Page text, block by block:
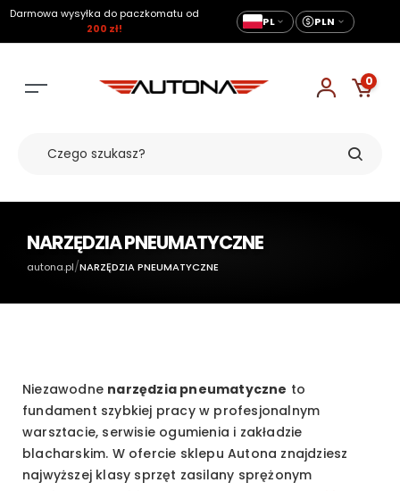
Darmowa wysyłka do paczkomatu od
200 zł!
PL PLN
0
NARZĘDZIA PNEUMATYCZNE
autona.pl/NARZĘDZIA PNEUMATYCZNE
Niezawodne narzędzia pneumatyczne to
fundament szybkiej pracy w profesjonalnym
warsztacie, serwisie ogumienia i zakładzie
blacharskim. W ofercie sklepu Autona znajdziesz
najwyższej klasy sprzęt zasilany sprężonym